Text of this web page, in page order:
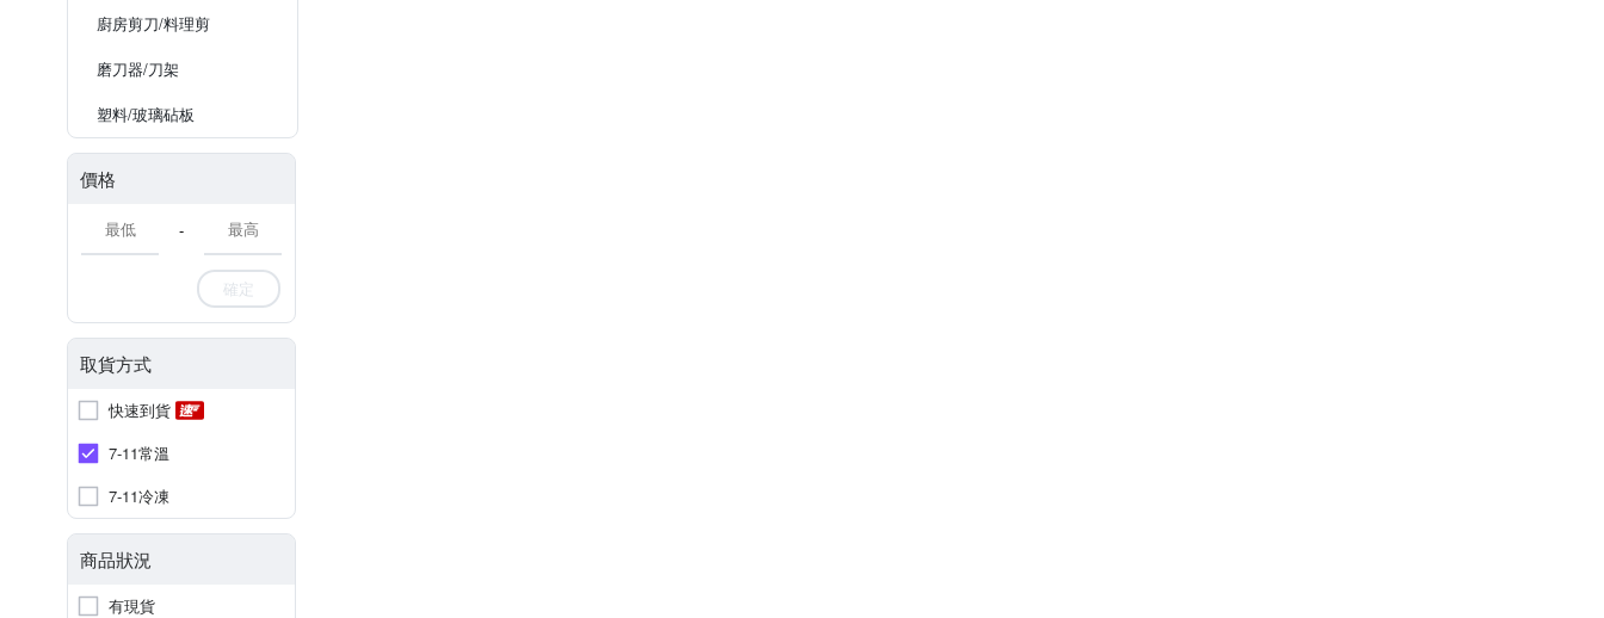
廚房剪刀/料理剪
磨刀器/刀架
塑料/玻璃砧板
價格
-
確定
取貨方式
快速到貨
7-11常溫
7-11冷凍
商品狀況
有現貨